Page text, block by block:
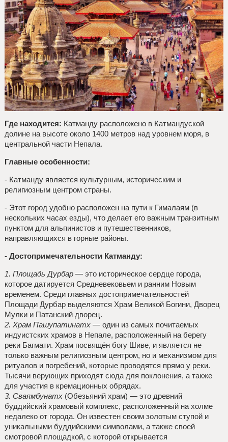
Где находится: Катманду расположено в Катмандуской
долине на высоте около 1400 метров над уровнем моря, в
центральной части Непала.
Главные особенности:
- Катманду является культурным, историческим и
религиозным центром страны.
- Этот город удобно расположен на пути к Гималаям (в
нескольких часах езды), что делает его важным транзитным
пунктом для альпинистов и путешественников,
направляющихся в горные районы.
- Достопримечательности Катманду:
1. Площадь Дурбар— это историческое сердце города,
которое датируется Средневековьем и ранним Новым
временем. Среди главных достопримечательностей
Площади Дурбар выделяются Храм Великой Богини, Дворец
Мулки и Патанский дворец.
2. Храм Пашупатинатх— один из самых почитаемых
индуистских храмов в Непале, расположенный на берегу
реки Багмати. Храм посвящён богу Шиве, и является не
только важным религиозным центром, но и механизмом для
ритуалов и погребений, которые проводятся прямо у реки.
Тысячи верующих приходят сюда для поклонения, а также
для участия в кремационных обрядах.
3. Сваямбунатх(Обезьяний храм) — это древний
буддийский храмовый комплекс, расположенный на холме
недалеко от города. Он известен своим золотым ступой и
уникальными буддийскими символами, а также своей
смотровой площадкой, с которой открывается